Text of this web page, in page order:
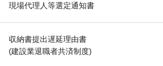
現場代理人等選定通知書
収納書提出遅延理由書
(建設業退職者共済制度)